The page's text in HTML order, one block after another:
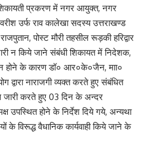
प्रकरण में नगर आयुक्त, नगर
उर्फ राव कालेखा सदस्य उत्तराखण्ड
पोस्ट मौरी तहसील रूड़की हरिद्वार
न किये जाने संबंधी शिकायत में निदेशक,
होने के कारण डॉ० आर०के०जैन, माा०
नाराजगी व्यक्त करते हुए संबंधित
जारी करते हुए 03 दिन के अन्दर
उपस्थित होने के निर्देश दिये गये, अन्यथा
के विरूद्ध वैधानिक कार्यवाही किये जाने के